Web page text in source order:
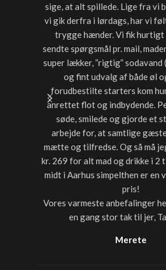
sige, at alt spillede. Lige fra vi
vi gik derfra i lørdags, har vi
trygge hænder. Vi fik hurtigt
sendte spørgsmål pr. mail,
super lækker, ”rigtig” sodavand
og fint udvalg af både øl
forudbestilte starters kom
anrettet flot og indbydende.
søde, smilede og gjorde et
arbejde for, at samtlige
mætte og tilfredse. Og så må
kr. 269 for alt mad og drikke i 2
midt i Aarhus simpelthen er en
pris!
Vores varmeste anbefalinger
en gang stor tak til jer,
Merete